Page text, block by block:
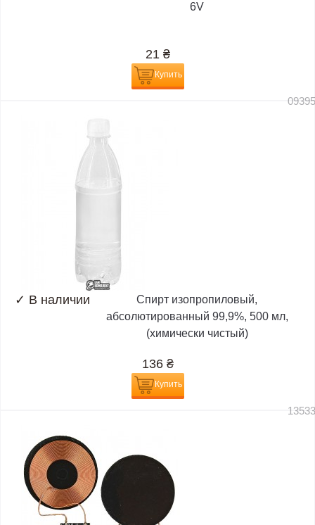
6V
21 ₴
Купить
✓ В наличии
Спирт изопропиловый,
абсолютированный 99,9%, 500 мл,
(химически чистый)
136 ₴
Купить